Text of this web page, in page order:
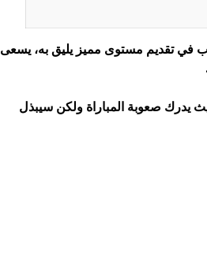
في تقديم مستوى مميز يليق به، يسعى
يدرك صعوبة المباراة ولكن سيبذل